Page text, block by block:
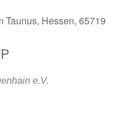
Taunus, Hessen, 65719
e.V.